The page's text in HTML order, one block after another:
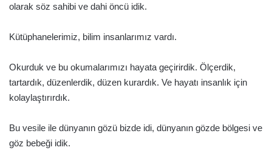
olarak söz sahibi ve dahi öncü idik.
Kütüphanelerimiz, bilim insanlarımız vardı.
Okurduk ve bu okumalarımızı hayata geçirirdik. Ölçerdik,
tartardık, düzenlerdik, düzen kurardık. Ve hayatı insanlık için
kolaylaştırırdık.
Bu vesile ile dünyanın gözü bizde idi, dünyanın gözde bölgesi ve
göz bebeği idik.